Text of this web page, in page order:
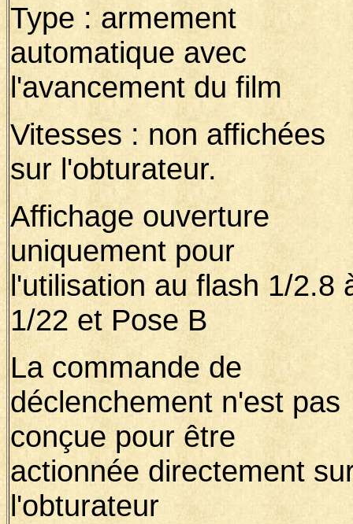
Type : armement
automatique avec
l'avancement du film
Vitesses : non affichées
sur l'obturateur.
Affichage ouverture
uniquement pour
l'utilisation au flash 1/2.8
1/22 et Pose B
La commande de
déclenchement n'est pas
conçue pour être
actionnée directement
l'obturateur